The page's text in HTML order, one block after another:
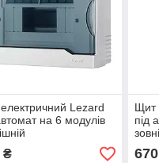
Lezard
на 6 модулів
₴
Щит
під
670